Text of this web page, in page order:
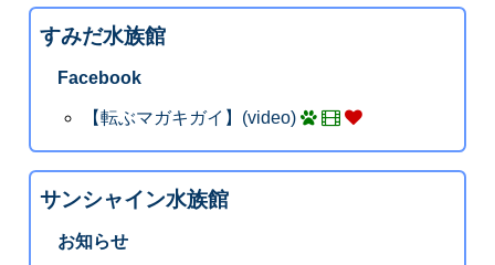
すみだ水族館
Facebook
【転ぶマガキガイ】(video)
サンシャイン水族館
お知らせ